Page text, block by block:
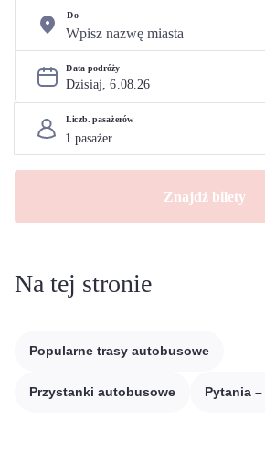
Do
Data podróży
Dzisiaj, 6.08.26
Liczb. pasażerów
Znajdź bilety
Na tej stronie
Popularne trasy autobusowe
Przystanki autobusowe Pytania